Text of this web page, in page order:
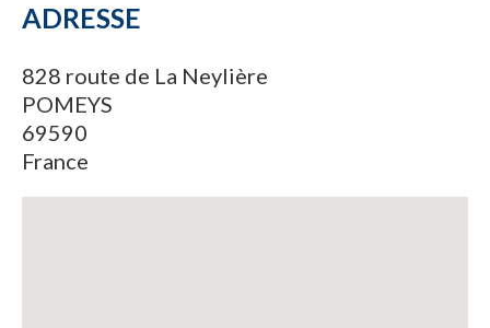
ADRESSE
828 route de La Neylière
POMEYS
69590
France